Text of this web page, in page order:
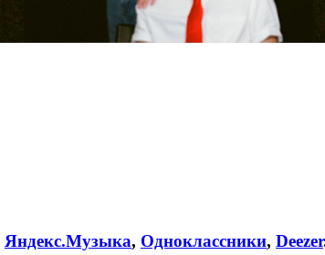
Яндекс.Музыка, Одноклассники, Deezer